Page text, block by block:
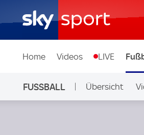
Home Videos LIVE
FUSSBALL Übersicht